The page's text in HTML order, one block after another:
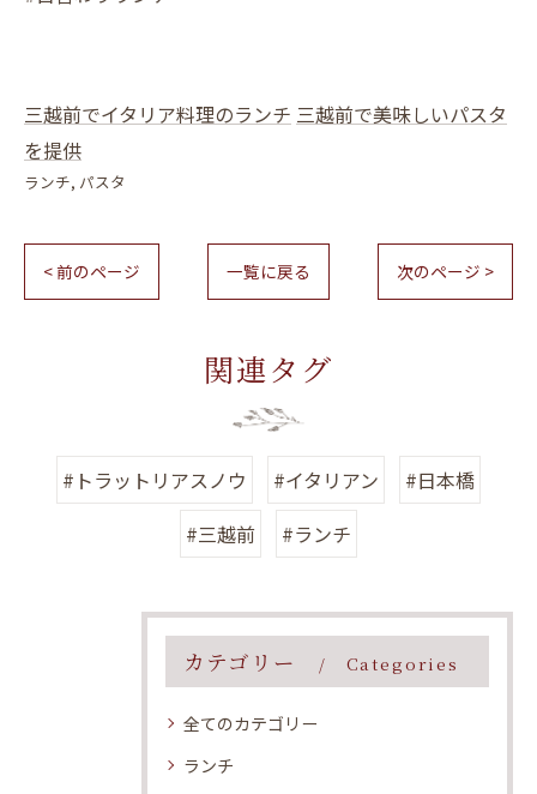
三越前でイタリア料理のランチ 三越前で美味しいパスタ
を提供
ランチ パスタ
< 前のページ 一覧に戻る 次のページ >
関連タグ
#トラットリアスノウ #イタリアン
#日本橋
#三越前
#ランチ
カテゴリー Categories
全てのカテゴリー
ランチ